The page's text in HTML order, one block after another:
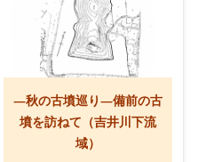
―秋の古墳巡り―備前の古
墳を訪ねて（吉井川下流
域）